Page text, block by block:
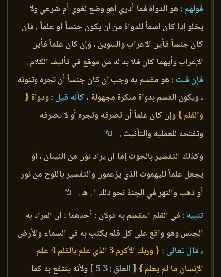
قولهم :هو الدواة فما أدري أهو وضع لغوي أم شرعي ولا
يخلو إذا كان اسماً للدواة من أن يكون جنساً أو علماً ، فإن
كان جنساً فأين الإعراب والتنوين ، وإن كان علماً فأين
الإعراب وأيهما كان فلا بد له من موقع في تأليف الكلام .
فإن قلت :هو مقسم به وجب إن كان جنساً أن تجره وتنونه
، ويكون القسم بدواة منكرة مجهولة ، كأنه قيل :ودواة {
والقلم }وإن كان علماً أن تصرفه وتجره أو لا تصرفه
وتفتحه للعملية والتأنيث .
وكذلك التفسير بالحوت إما أن يراد نون من النينان ، أو
يجعل علماً لليهموت الذي يزعمون والتفسير باللوح من نور
أو ذهب والنهر في الجنة نحو ذلك ا . ه .
تنبيه : في القلم المقسم به قولان : أحدهما : أن المراد به
الجنس وهو واقع على كل قلم يكتب به في السماء والأرض
، قال تعالى :
{ وربك الأكرم 3 الذي علم بالقلم 4 علم
الإنسان ما لم يعلم } [ العلق : 3 5 ]
ولأنه ينتفع به كما